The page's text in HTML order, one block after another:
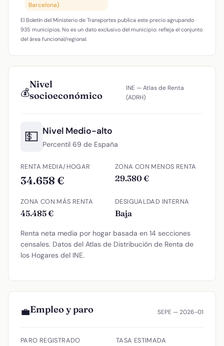
Barcelona)
El Boletín del Ministerio de Transportes publica este precio agrupando
935 municipios. No es un dato exclusivo del municipio: refleja el conjunto
del área funcional/regional.
💰
Nivel
socioeconómico
INE — Atlas de Renta
(ADRH)
💵 Nivel Medio-alto
Percentil 69 de España
RENTA MEDIA/HOGAR
34.658 €
ZONA CON MENOS RENTA
29.380 €
ZONA CON MÁS RENTA
45.485 €
DESIGUALDAD INTERNA
Baja
Renta neta media por hogar basada en 14 secciones
censales. Datos del Atlas de Distribución de Renta de
los Hogares del INE.
💼Empleo y paro SEPE — 2026-01
PARO REGISTRADO TASA ESTIMADA